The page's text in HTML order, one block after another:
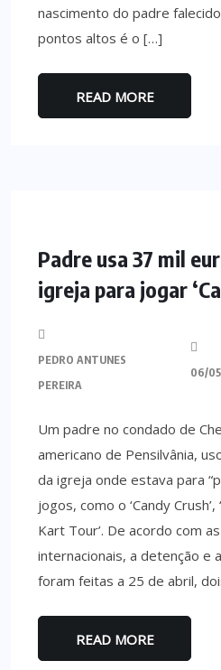
nascimento do padre
pontos altos é o […]
READ MORE
Padre usa 37 mil
igreja para jogar
PEDRO ANTUNES
PEREIRA
06/
Um padre no condado de
americano de Pensilvânia,
da igreja onde estava para
jogos, como o ‘Candy Crush’,
Kart Tour’. De acordo com
internacionais, a detenção e
foram feitas a 25 de abril,
READ MORE